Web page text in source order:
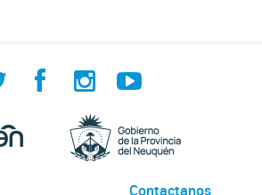
Contactanos